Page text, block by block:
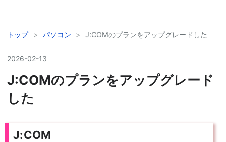
トップ > パソコン > J:COMのプランをアップグレードした
2026-02-13
J:COMのプランをアップグレード
した
J:COM